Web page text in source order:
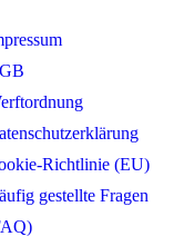
Richtlinie (EU)
gestellte Fragen